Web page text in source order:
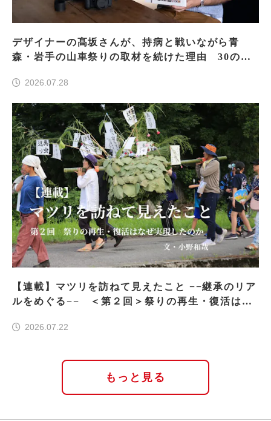
デザイナーの髙坂さんが、持病と戦いながら青
森・岩手の山車祭りの取材を続けた理由 30の山
2026.07.28
【連載】マツリを訪ねて見えたこと −−継承のリア
ルをめぐる−− ＜第２回＞祭りの再生・復活はな
2026.07.22
もっと見る